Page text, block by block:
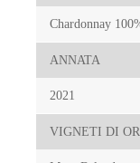
Chardonnay
ANNATA
2021
VIGNETI DI